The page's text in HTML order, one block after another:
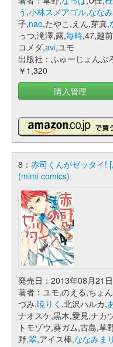
う ,小林スメアゴル,なな
子,nao,たやこ,えん,芽真,
っつ,滝澤,露,毎時,47,越
コメダ,avi,ユモ
出版社：ふゅーじょんぷ
￥1,320
購入管理
8： 赤司くんがゼッタイ!
(mimi comics)
発売日：2013年08月21日
著者：ユモ,のえる,ちょ
づみ,暁りく ,北沢ハルカ,
ナオスケ,黒木,愛見,ナカ
トモゾウ,葵ガム,古島,草
野,翠,アイス棒,ななみまり